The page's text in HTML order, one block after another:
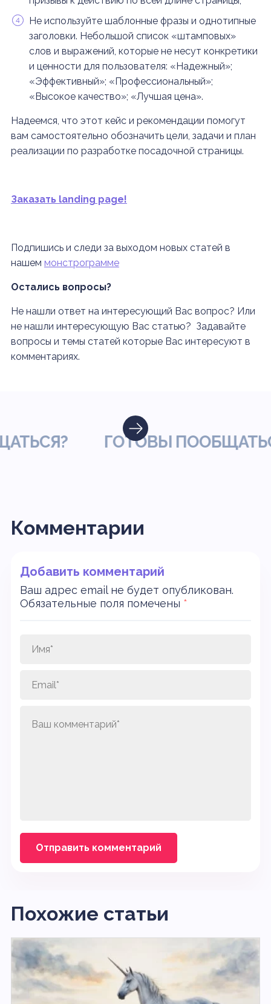
Не используйте шаблонные фразы и однотипные
заголовки. Небольшой список «штамповых»
слов и выражений, которые не несут конкретики
и ценности для пользователя: «Надежный»;
«Эффективный»; «Профессиональный»;
«Высокое качество»; «Лучшая цена».
Надеемся, что этот кейс и рекомендации помогут
вам самостоятельно обозначить цели, задачи и план
реализации по разработке посадочной страницы.
Заказать landing page!
Подпишись и следи за выходом новых статей в
нашем монстрограмме
Остались вопросы?
Не нашли ответ на интересующий Вас вопрос? Или
не нашли интересующую Вас статью? Задавайте
вопросы и темы статей которые Вас интересуют в
комментариях.
ГОТОВЫ ПООБЩАТЬСЯ?
Комментарии
Добавить комментарий
Ваш адрес email не будет опубликован.
Обязательные поля помечены *
Похожие статьи